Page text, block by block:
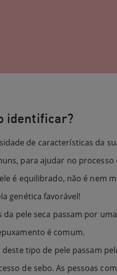
identificar?
de características da
para ajudar no processo
é equilibrado, não é nem
genética favorável!
da pele seca passam por
é comum.
deste tipo de pele passam
de sebo. As pessoas